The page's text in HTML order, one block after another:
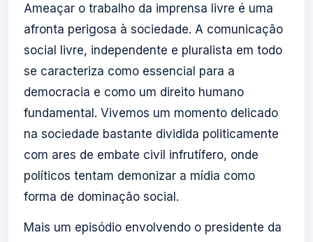
Ameaçar o trabalho da imprensa livre é uma
afronta perigosa à sociedade. A comunicação
social livre, independente e pluralista em todo
se caracteriza como essencial para a
democracia e como um direito humano
fundamental. Vivemos um momento delicado
na sociedade bastante dividida politicamente
com ares de embate civil infrutífero, onde
políticos tentam demonizar a mídia como
forma de dominação social.
Mais um episódio envolvendo o presidente da